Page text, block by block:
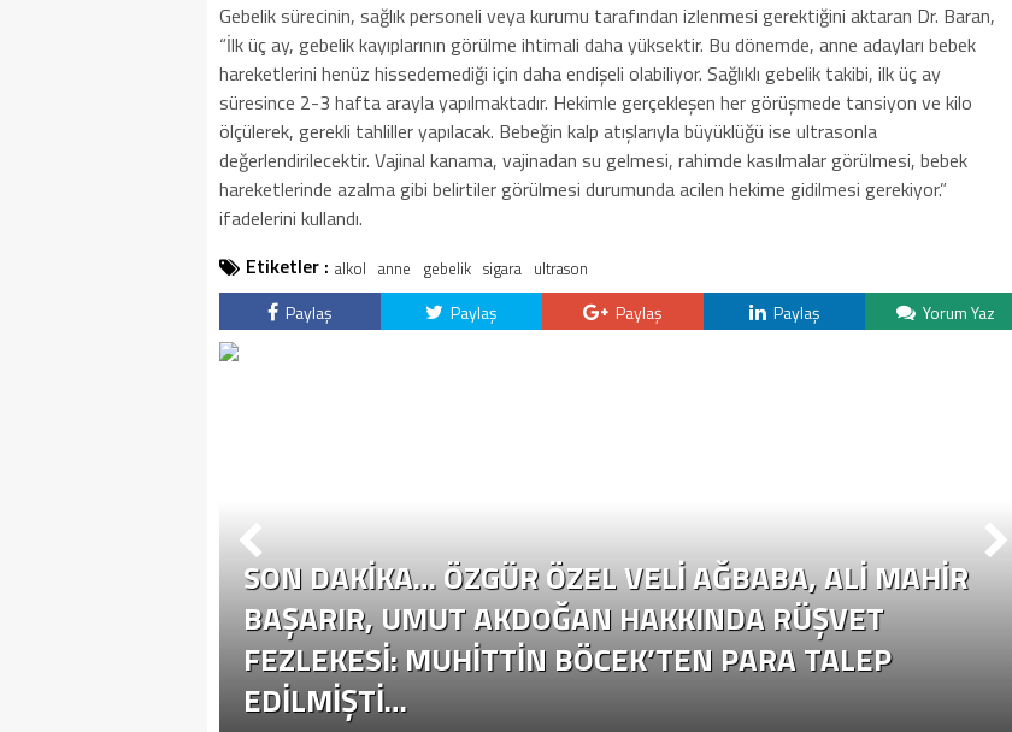
Gebelik sürecinin, sağlık personeli veya kurumu tarafından izlenmesi gerektiğini aktaran Dr. Baran,
“İlk üç ay, gebelik kayıplarının görülme ihtimali daha yüksektir. Bu dönemde, anne adayları bebek
hareketlerini henüz hissedemediği için daha endişeli olabiliyor. Sağlıklı gebelik takibi, ilk üç ay
süresince 2-3 hafta arayla yapılmaktadır. Hekimle gerçekleşen her görüşmede tansiyon ve kilo
ölçülerek, gerekli tahliller yapılacak. Bebeğin kalp atışlarıyla büyüklüğü ise ultrasonla
değerlendirilecektir. Vajinal kanama, vajinadan su gelmesi, rahimde kasılmalar görülmesi, bebek
hareketlerinde azalma gibi belirtiler görülmesi durumunda acilen hekime gidilmesi gerekiyor.”
ifadelerini kullandı.
Etiketler : alkol anne gebelik sigara ultrason
Paylaş Paylaş Paylaş Paylaş Yorum Yaz
SON DAKİKA… ÖZGÜR ÖZEL VELI AĞBABA, ALI MAHIR
BAŞARIR, UMUT AKDOĞAN HAKKINDA RÜŞVET
FEZLEKESI: MUHITTIN BÖCEK’TEN PARA TALEP
EDILMIŞTI…